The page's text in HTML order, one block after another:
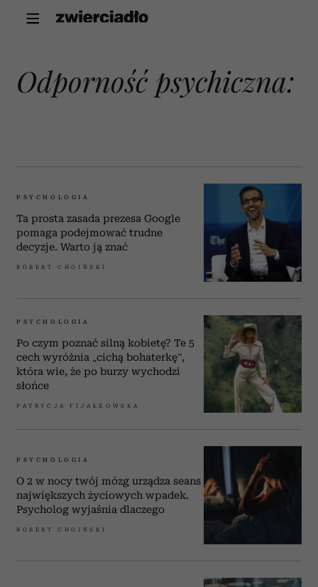
odporność psychiczna:
PSYCHOLOGIA
Ta prosta zasada prezesa Google
pomaga podejmować trudne
decyzje. Warto ją znać
ROBERT CHOIŃSKI
PSYCHOLOGIA
Po czym poznać silną kobietę? Te 5
cech wyróżnia „cichą bohaterkę”,
która wie, że po burzy wychodzi
słońce
PATRYCJA FIJAŁKOWSKA
PSYCHOLOGIA
O 2 w nocy twój mózg urządza seans
największych życiowych wpadek.
Psycholog wyjaśnia dlaczego
ROBERT CHOIŃSKI